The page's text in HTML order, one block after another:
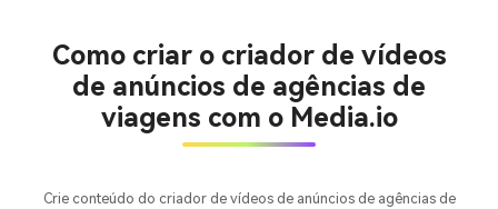
Como criar o criador de vídeos
de anúncios de agências de
viagens com o Media.io
Crie conteúdo do criador de vídeos de anúncios de agências de
Comece Grátis →